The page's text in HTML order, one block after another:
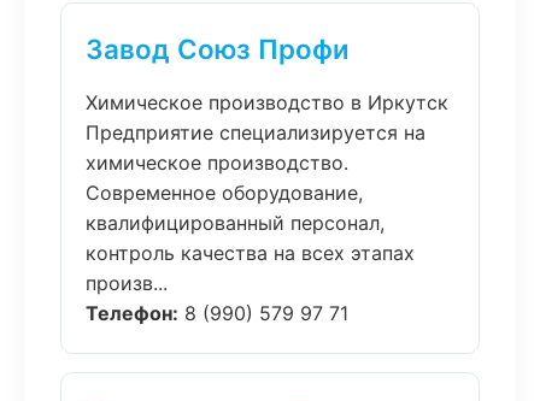
Завод Союз Профи
Химическое производство в Иркутск
Предприятие специализируется на
химическое производство.
Современное оборудование,
квалифицированный персонал,
контроль качества на всех этапах
произв...
Телефон: 8 (990) 579 97 71